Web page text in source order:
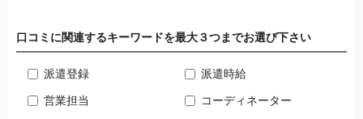
口コミに関連するキーワードを最大３つまでお選び下さい
派遣登録 派遣時給
営業担当 コーディネーター